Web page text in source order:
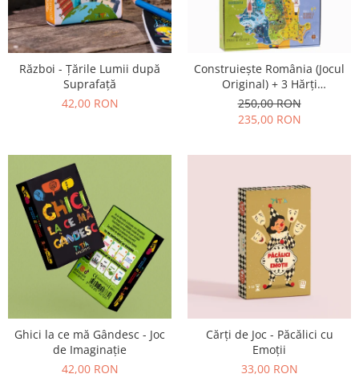
Război - Țările Lumii după
Suprafață
42,00 RON
Construiește România (Jocul
Original) + 3 Hărți
Suplimentare
250,00 RON
235,00 RON
Ghici la ce mă Gândesc - Joc
de Imaginație
42,00 RON
Cărți de Joc - Păcălici cu
Emoții
33,00 RON